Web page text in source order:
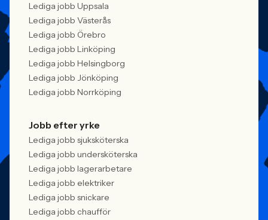
Lediga jobb Uppsala
Lediga jobb Västerås
Lediga jobb Örebro
Lediga jobb Linköping
Lediga jobb Helsingborg
Lediga jobb Jönköping
Lediga jobb Norrköping
Jobb efter yrke
Lediga jobb sjuksköterska
Lediga jobb undersköterska
Lediga jobb lagerarbetare
Lediga jobb elektriker
Lediga jobb snickare
Lediga jobb chaufför